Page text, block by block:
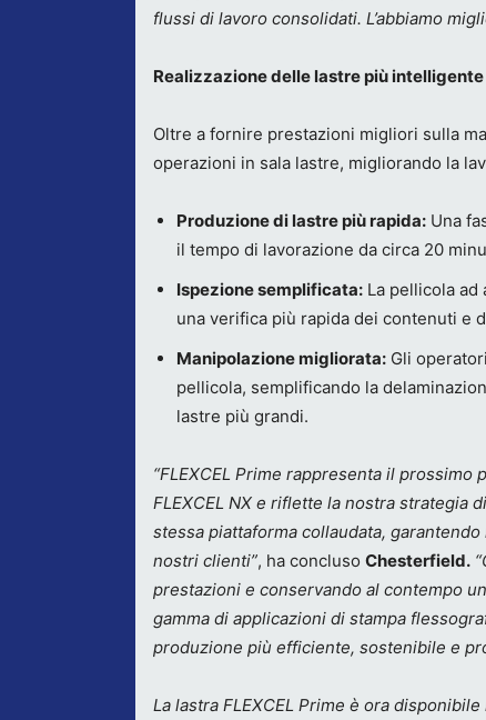
flussi di lavoro consolidati. L’abbiamo
Realizzazione delle lastre più
Oltre a fornire prestazioni migliori sulla
operazioni in sala lastre, migliorando la
Produzione di lastre più rapida: Una
il tempo di lavorazione da circa 20
Ispezione semplificata: La pellicola
una verifica più rapida dei contenuti e
Manipolazione migliorata: Gli
pellicola, semplificando la
lastre più grandi.
“FLEXCEL Prime rappresenta il
FLEXCEL NX e riflette la nostra strategia
stessa piattaforma collaudata,
nostri clienti”, ha concluso Chesterfield.
prestazioni e conservando al contempo
gamma di applicazioni di stampa
produzione più efficiente, sostenibile e
La lastra FLEXCEL Prime è ora